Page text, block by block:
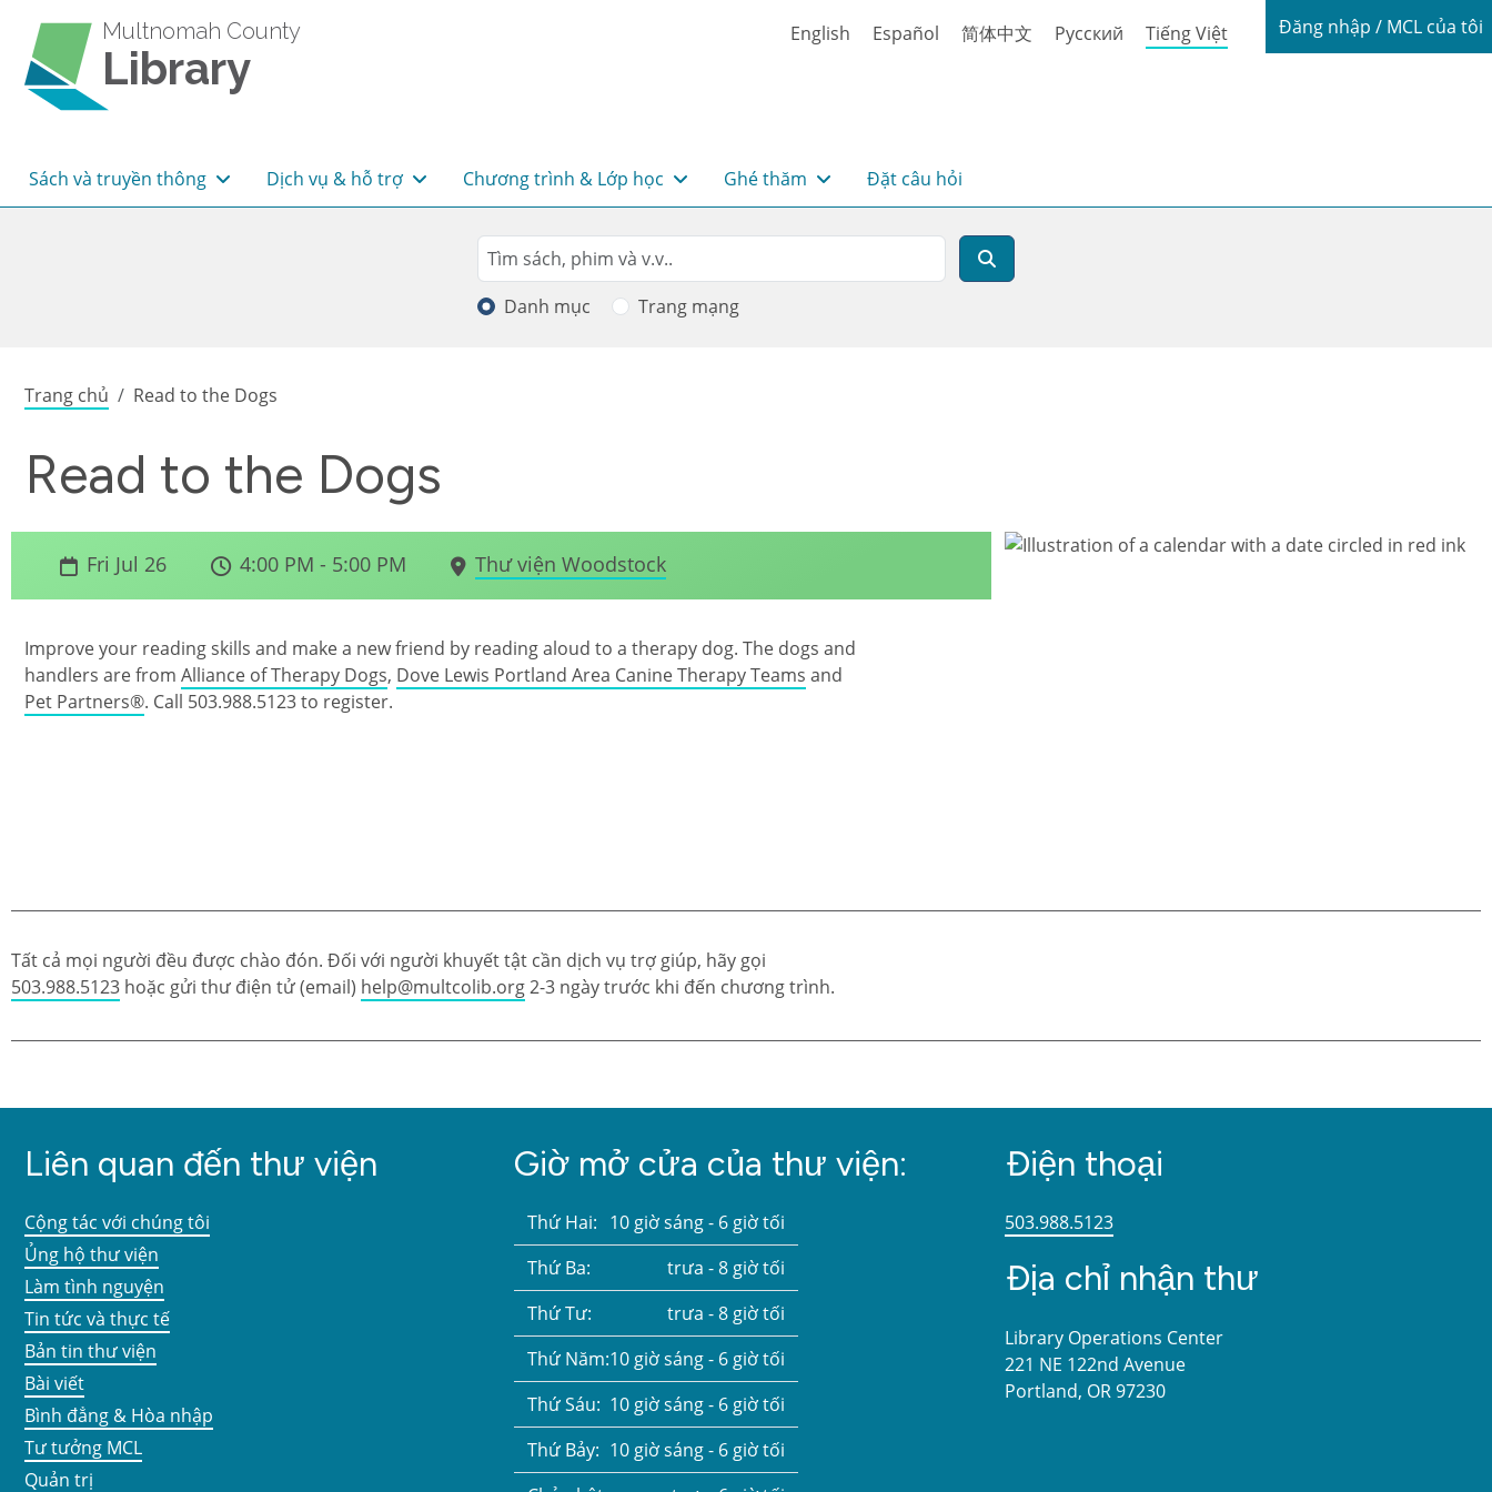
Multnomah County
Library
English Español 简体中文 Русский Tiếng Việt Login / My
Đăng nhập / MCL của tôi
Main navigation
Sách và truyền thông Dịch vụ & hỗ trợ Chương trình & Lớp học Ghé thăm Đặt câu hỏi
Search
Tìm kiếm
Danh mục Trang mạng
Breadcrumb
Trang chủ Read to the Dogs
Read to the Dogs
Fri Jul 26 4:00 PM - 5:00 PM Thư viện Woodstock
Improve your reading skills and make a new friend by reading aloud to a therapy dog. The dogs and
handlers are from Alliance of Therapy Dogs, Dove Lewis Portland Area Canine Therapy Teams and
Pet Partners®. Call 503.988.5123 to register.
Tất cả mọi người đều được chào đón. Đối với người khuyết tật cần dịch vụ trợ giúp, hãy gọi
503.988.5123 hoặc gửi thư điện tử (email) help@multcolib.org2-3 ngày trước khi đến chương trình.
Liên quan đến thư viện
Cộng tác với chúng tôi
Ủng hộ thư viện
Làm tình nguyện
Tin tức và thực tế
Bản tin thư viện
Bài viết
Bình đẳng & Hòa nhập
Tư tưởng MCL
Quản trị
Giờ mở cửa của thư viện:
Thứ Hai: 10 giờ sáng - 6 giờ tối
Thứ Ba:
trưa - 8 giờ tối
Thứ Tư:
trưa - 8 giờ tối
Thứ Năm:10 giờ sáng - 6 giờ tối
Thứ Sáu: 10 giờ sáng - 6 giờ tối
Thứ Bảy: 10 giờ sáng - 6 giờ tối
Điện thoại
503.988.5123
Địa chỉ nhận thư
Library Operations Center
221 NE 122nd Avenue
Portland, OR 97230